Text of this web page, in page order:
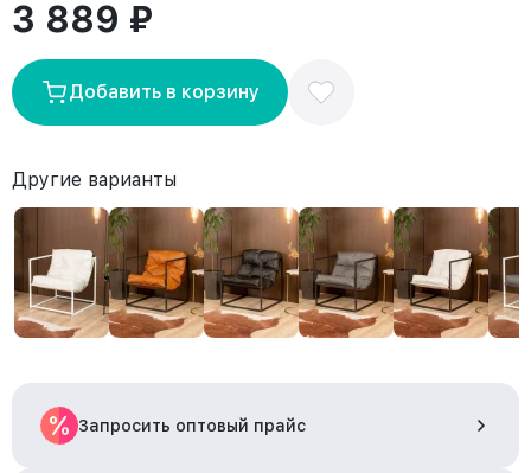
3 889 ₽
Добавить в корзину
Другие варианты
Запросить оптовый прайс